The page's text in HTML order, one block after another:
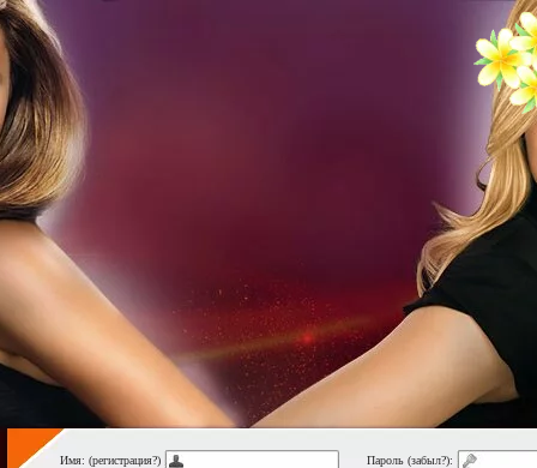
Имя: (регистрация?) Пароль (забыл?):